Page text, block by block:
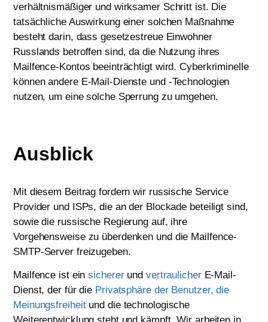
verhältnismäßiger und wirksamer Schritt ist. Die
tatsächliche Auswirkung einer solchen Maßnahme
besteht darin, dass gesetzestreue Einwohner
Russlands betroffen sind, da die Nutzung ihres
Mailfence-Kontos beeinträchtigt wird. Cyberkriminelle
können andere E-Mail-Dienste und -Technologien
nutzen, um eine solche Sperrung zu umgehen.
Ausblick
Mit diesem Beitrag fordern wir russische Service
Provider und ISPs, die an der Blockade beteiligt sind,
sowie die russische Regierung auf, ihre
Vorgehensweise zu überdenken und die Mailfence-
SMTP-Server freizugeben.
Mailfence ist einsichererund vertraulicherE-Mail-
Dienst, der für die Privatsphäre der Benutzer, die
Meinungsfreiheitund die technologische